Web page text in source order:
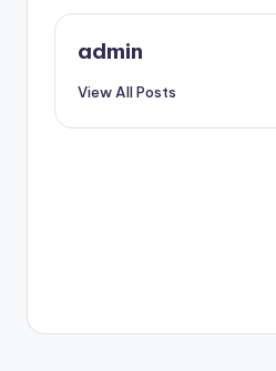
admin
View All Posts